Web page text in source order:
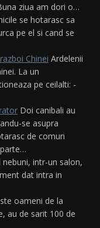
ziua am dori o…
se hotarasc sa
pe el si cand se
Chinei Ardelenii
La un
pe ceilalti: -
Doi canibali au
se asupra
de comun
nebuni, intr-un salon,
dat intra in
oameni de la
au de sarit 100 de